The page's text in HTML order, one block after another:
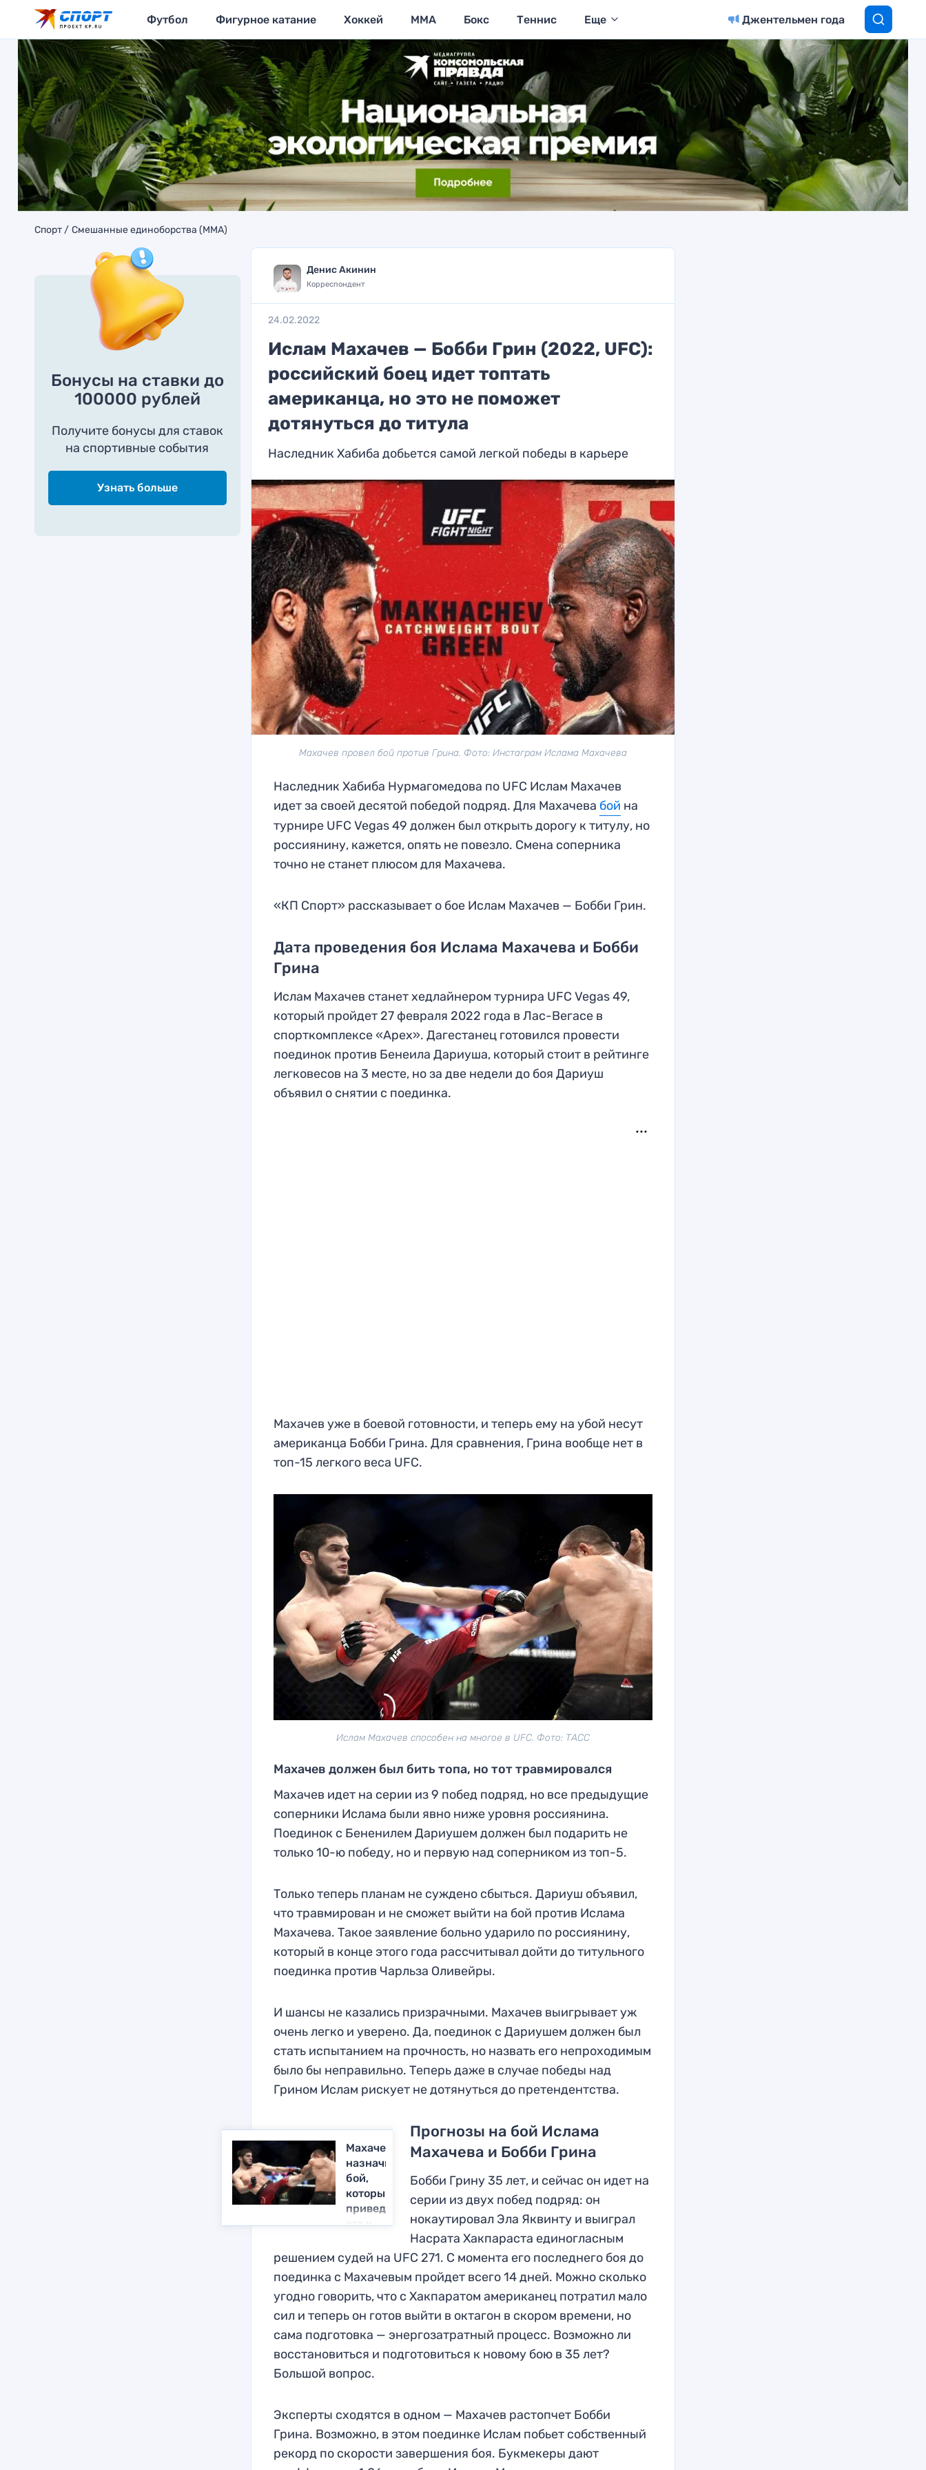
Футбол Фигурное катание Хоккей MMA Бокс Теннис Еще Джентельмен года
Спорт Смешанные единоборства (MMA)
Бонусы на ставки до
100000 рублей
Получите бонусы для ставок
на спортивные события
Узнать больше
Денис Акинин
Корреспондент
24.02.2022
Ислам Махачев — Бобби Грин (2022, UFC):
российский боец идет топтать
американца, но это не поможет
дотянуться до титула
Наследник Хабиба добьется самой легкой победы в карьере
Махачев провел бой против Грина. Фото: Инстаграм Ислама Махачева
Наследник Хабиба Нурмагомедова по UFC Ислам Махачев
идет за своей десятой победой подряд. Для Махачева бой на
турнире UFC Vegas 49 должен был открыть дорогу к титулу, но
россиянину, кажется, опять не повезло. Смена соперника
точно не станет плюсом для Махачева.
«КП Спорт» рассказывает о бое Ислам Махачев — Бобби Грин.
Дата проведения боя Ислама Махачева и Бобби
Грина
Ислам Махачев станет хедлайнером турнира UFC Vegas 49,
который пройдет 27 февраля 2022 года в Лас-Вегасе в
спорткомплексе «Apex». Дагестанец готовился провести
поединок против Бенеила Дариуша, который стоит в рейтинге
легковесов на 3 месте, но за две недели до боя Дариуш
объявил о снятии с поединка.
Махачев уже в боевой готовности, и теперь ему на убой несут
американца Бобби Грина. Для сравнения, Грина вообще нет в
топ-15 легкого веса UFC.
Ислам Махачев способен на многое в UFC. Фото: ТАСС
Махачев должен был бить топа, но тот травмировался
Махачев идет на серии из 9 побед подряд, но все предыдущие
соперники Ислама были явно ниже уровня россиянина.
Поединок с Бененилем Дариушем должен был подарить не
только 10-ю победу, но и первую над соперником из топ-5.
Только теперь планам не суждено сбыться. Дариуш объявил,
что травмирован и не сможет выйти на бой против Ислама
Махачева. Такое заявление больно ударило по россиянину,
который в конце этого года рассчитывал дойти до титульного
поединка против Чарльза Оливейры.
И шансы не казались призрачными. Махачев выигрывает уж
очень легко и уверено. Да, поединок с Дариушем должен был
стать испытанием на прочность, но назвать его непроходимым
было бы неправильно. Теперь даже в случае победы над
Грином Ислам рискует не дотянуться до претендентства.
Махачеву
назначили
бой,
который
приведет
его к
Прогнозы на бой Ислама
Махачева и Бобби Грина
Бобби Грину 35 лет, и сейчас он идет на
серии из двух побед подряд: он
нокаутировал Эла Яквинту и выиграл
Насрата Хакпараста единогласным
решением судей на UFC 271. С момента его последнего боя до
поединка с Махачевым пройдет всего 14 дней. Можно сколько
угодно говорить, что с Хакпаратом американец потратил мало
сил и теперь он готов выйти в октагон в скором времени, но
сама подготовка — энергозатратный процесс. Возможно ли
восстановиться и подготовиться к новому бою в 35 лет?
Большой вопрос.
Эксперты сходятся в одном — Махачев растопчет Бобби
Грина. Возможно, в этом поединке Ислам побьет собственный
рекорд по скорости завершения боя. Букмекеры дают